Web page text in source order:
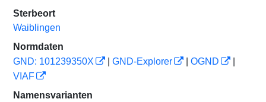
Sterbeort
Waiblingen
Normdaten
GND: 101239350X
GND-Explorer OGND
VIAF
Namensvarianten